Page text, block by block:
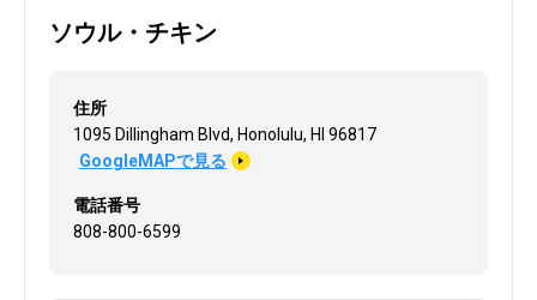
ソウル・チキン
住所
1095 Dillingham Blvd, Honolulu, HI 96817
GoogleMAPで見る
電話番号
808-800-6599